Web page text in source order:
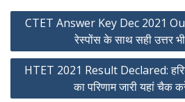
Post
navigation
CTET Answer Key Dec 2021
रेस्पोंस के साथ सही उत्तर
HTET 2021 Result Declared:
का परिणाम जारी यहां चैक